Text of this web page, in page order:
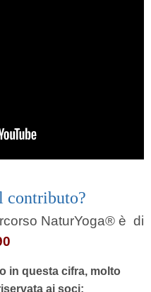
contributo?
NaturYoga® è di
in questa cifra, molto
ai soci: